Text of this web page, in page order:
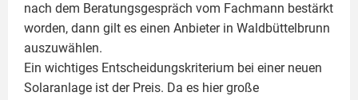
nach dem Beratungsgespräch vom Fachmann bestärkt
worden, dann gilt es einen Anbieter in Waldbüttelbrunn
auszuwählen.
Ein wichtiges Entscheidungskriterium bei einer neuen
Solaranlage ist der Preis. Da es hier große